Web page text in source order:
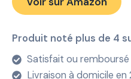
Produit noté plus de 4
Satisfait ou remboursé
Livraison à domicile en